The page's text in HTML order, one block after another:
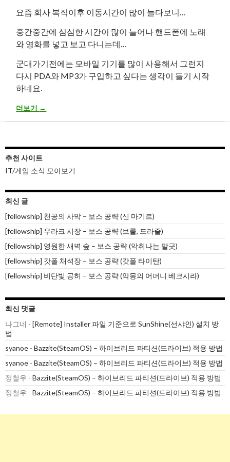
요즘 회사 복직이후 이동시간이 많이 늘다보니…
중간중간에 심심한 시간이 많이 늘어나 핸드폰에 노래
와 영화를 넣고 보고 다니는데…
군대가기전에는 모바일 기기를 많이 사용해서 그런지
다시 PDA와 MP3가 구입하고 싶다는 생각이 들기 시작
하네요.
행복한 고민!?
더보기 →
추천 사이트
IT/게임 소식 모아보기
최신 글
[fellowship] 천공의 사막 – 보스 공략 (신 마기르)
[fellowship] 우라크 시장 – 보스 공략 (브룰, 드라줄)
[fellowship] 영원한 새벽 숲 – 보스 공략 (악취나는 말긋)
[fellowship] 갓폴 채석장 – 보스 공략 (갓폴 타이탄)
[fellowship] 비단빛 공허 – 보스 공략 (악몽의 어머니 베크시라)
최신 댓글
나그네 - [Remote] Installer 파일 기준으로 SunShine(선샤인) 설치 방
법
syanoe - Bazzite(SteamOS) – 하이브리드 파티션(드라이브) 적용 방법
syanoe - Bazzite(SteamOS) – 하이브리드 파티션(드라이브) 적용 방법
정철우 - Bazzite(SteamOS) – 하이브리드 파티션(드라이브) 적용 방법
정철우 - Bazzite(SteamOS) – 하이브리드 파티션(드라이브) 적용 방법